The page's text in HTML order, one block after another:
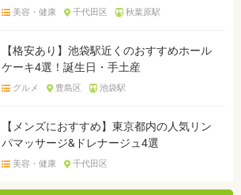
美容・健康 千代田区 秋葉原駅
【格安あり】池袋駅近くのおすすめホール
ケーキ4選！誕生日・手土産
グルメ 豊島区 池袋駅
【メンズにおすすめ】東京都内の人気リン
パマッサージ&ドレナージュ4選
美容・健康 千代田区